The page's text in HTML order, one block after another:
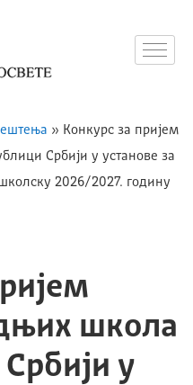
» Конкурс за пријем
Србији у установе за
2026/2027. годину
школа
у